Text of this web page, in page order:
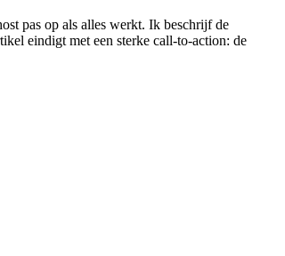
pas op als alles werkt. Ik beschrijf de
eindigt met een sterke call-to-action: de